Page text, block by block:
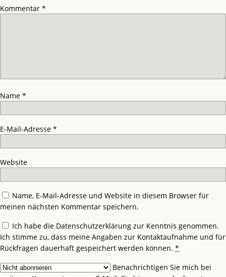
Kommentar *
Name *
E-Mail-Adresse *
Website
Name, E-Mail-Adresse und Website in diesem Browser für
meinen nächsten Kommentar speichern.
Ich habe die Datenschutzerklärung zur Kenntnis genommen.
Ich stimme zu, dass meine Angaben zur Kontaktaufnahme und für
Rückfragen dauerhaft gespeichert werden können. *
Benachrichtigen Sie mich bei